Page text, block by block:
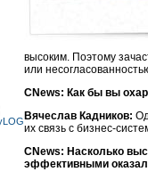
высоким. Поэтому
или
CNews: Как бы вы
Вячеслав Кадников:
их связь с бизнес-
CNews: Насколько
эффективными